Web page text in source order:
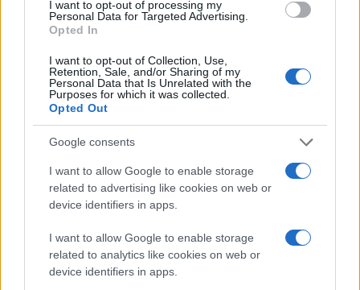
I want to opt-out of processing my
Personal Data for Targeted Advertising.
Opted In
I want to opt-out of Collection, Use,
Retention, Sale, and/or Sharing of my
Personal Data that Is Unrelated with the
Purposes for which it was collected.
Opted Out
Google consents
I want to allow Google to enable storage
related to advertising like cookies on web or
device identifiers in apps.
I want to allow Google to enable storage
related to analytics like cookies on web or
device identifiers in apps.